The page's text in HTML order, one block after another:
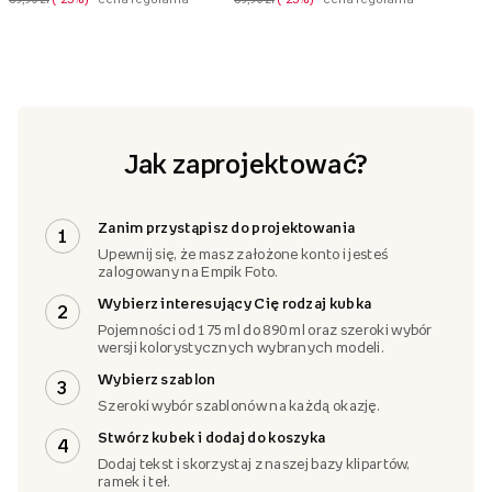
Jak zaprojektować?
1
Zanim przystąpisz do projektowania
Upewnij się, że masz założone konto i jesteś
zalogowany na Empik Foto.
2
Wybierz interesujący Cię rodzaj kubka
Pojemności od 175 ml do 890 ml oraz szeroki wybór
wersji kolorystycznych wybranych modeli.
3
Wybierz szablon
Szeroki wybór szablonów na każdą okazję.
4
Stwórz kubek i dodaj do koszyka
Dodaj tekst i skorzystaj z naszej bazy klipartów,
ramek i teł.